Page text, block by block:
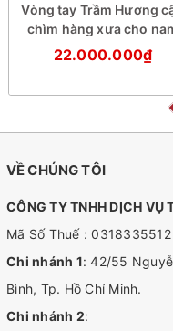
Vòng tay Trầm Hương
chìm hàng xưa cho
(size trung)
22.000.000₫
VỀ CHÚNG TÔI
CÔNG TY TNHH DỊCH VỤ
Mã Số Thuế : 0318335512
Chi nhánh 1: 42/55
Bình, Tp. Hồ Chí Minh.
Chi nhánh 2: